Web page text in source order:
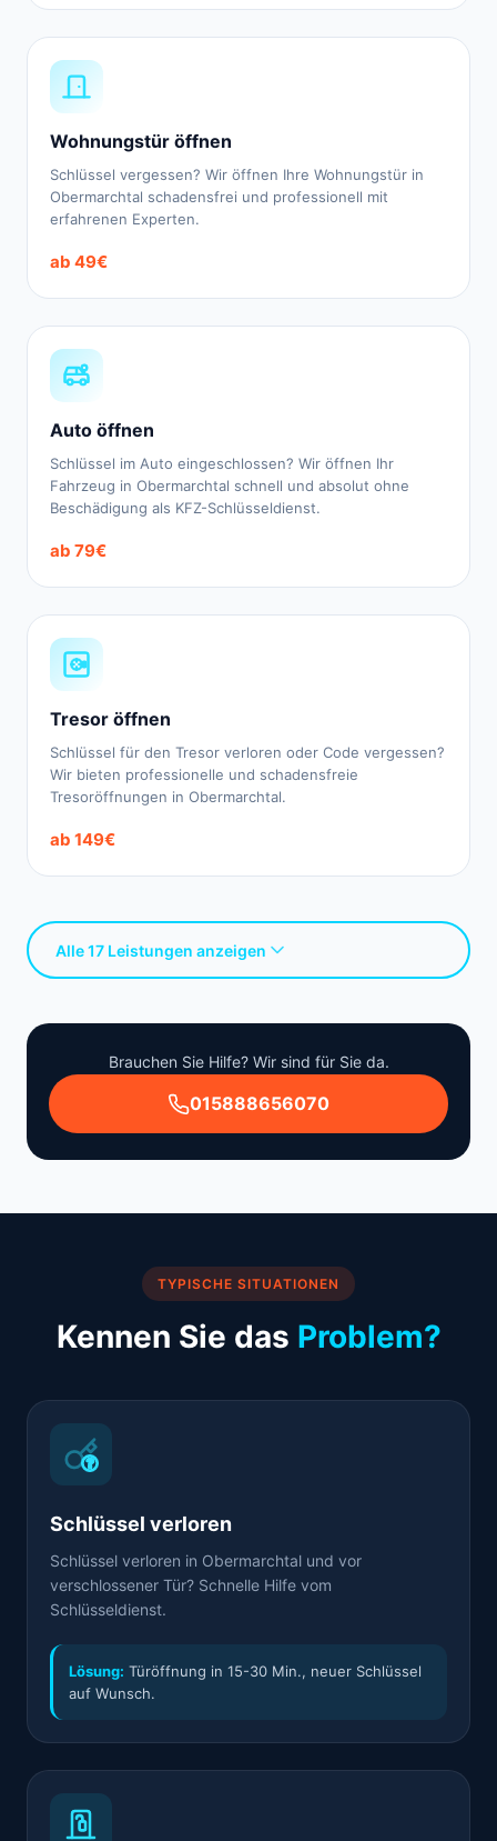
Wohnungstür öffnen
Schlüssel vergessen? Wir öffnen Ihre Wohnungstür in
Obermarchtal schadensfrei und professionell mit
erfahrenen Experten.
ab 49€
Auto öffnen
Schlüssel im Auto eingeschlossen? Wir öffnen Ihr
Fahrzeug in Obermarchtal schnell und absolut ohne
Beschädigung als KFZ-Schlüsseldienst.
ab 79€
Tresor öffnen
Schlüssel für den Tresor verloren oder Code vergessen?
Wir bieten professionelle und schadensfreie
Tresoröffnungen in Obermarchtal.
ab 149€
Alle 17 Leistungen anzeigen
Brauchen Sie Hilfe? Wir sind für Sie da.
015888656070
TYPISCHE SITUATIONEN
Kennen Sie das Problem?
Schlüssel verloren
Schlüssel verloren in Obermarchtal und vor
verschlossener Tür? Schnelle Hilfe vom
Schlüsseldienst.
Lösung: Türöffnung in 15-30 Min., neuer Schlüssel
auf Wunsch.